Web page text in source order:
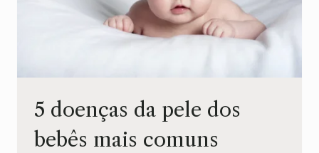
5 doenças da pele dos
bebês mais comuns